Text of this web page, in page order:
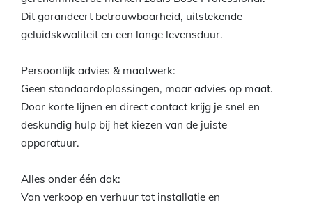
Dit garandeert betrouwbaarheid, uitstekende
geluidskwaliteit en een lange levensduur.
Persoonlijk advies & maatwerk:
Geen standaardoplossingen, maar advies op maat.
Door korte lijnen en direct contact krijg je snel en
deskundig hulp bij het kiezen van de juiste
apparatuur.
Alles onder één dak:
Van verkoop en verhuur tot installatie en